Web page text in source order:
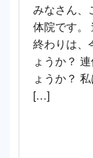
みなさん、
体院です。
終わりは、
ょうか？
ょうか？
[…]